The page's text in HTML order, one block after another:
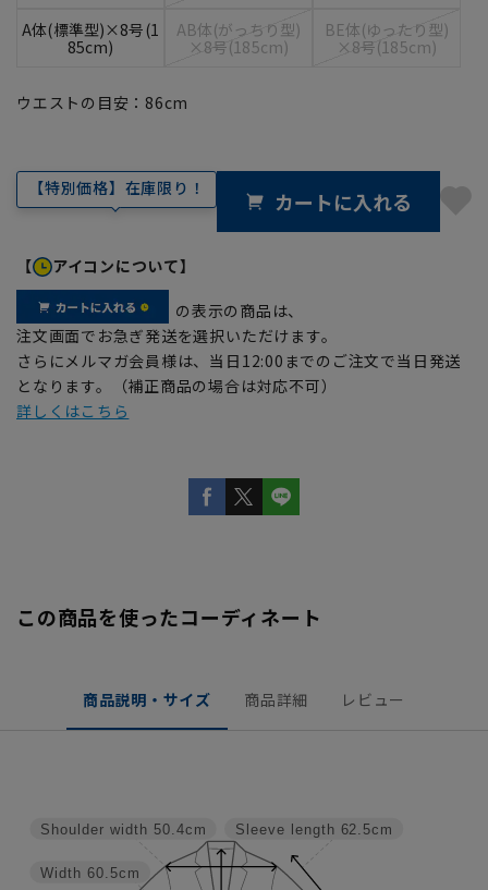
A体(標準型)×8号(1
85cm)
AB体(がっちり型)
×8号(185cm)
BE体(ゆったり型)
×8号(185cm)
ウエストの目安： 86cm
【特別価格】在庫限り！ カートに入れる
【 アイコンについて】
の表示の商品は、
注文画面でお急ぎ発送を選択いただけます。
さらにメルマガ会員様は、当日12:00までのご注文で当日発送
となります。（補正商品の場合は対応不可）
詳しくはこちら
この商品を使ったコーディネート
商品説明・サイズ 商品詳細 レビュー
Sleeve length 62.5cm
Width 60.5cm
Shoulder width 50.4cm